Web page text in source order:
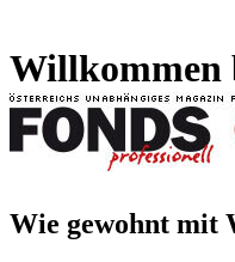
Willkommen
Wie gewohnt mit